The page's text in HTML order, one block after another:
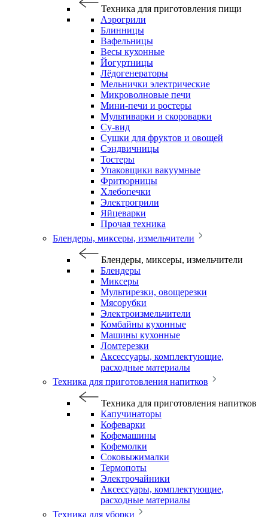
Техника для приготовления пищи
Аэрогрили
Блинницы
Вафельницы
Весы кухонные
Йогуртницы
Лёдогенераторы
Мельнички электрические
Микроволновые печи
Мини-печи и ростеры
Мультиварки и скороварки
Су-вид
Сушки для фруктов и овощей
Сэндвичницы
Тостеры
Упаковщики вакуумные
Фритюрницы
Хлебопечки
Электрогрили
Яйцеварки
Прочая техника
Блендеры, миксеры, измельчители
Блендеры, миксеры, измельчители
Блендеры
Миксеры
Мультирезки, овощерезки
Мясорубки
Электроизмельчители
Комбайны кухонные
Машины кухонные
Ломтерезки
Аксессуары, комплектующие,
расходные материалы
Техника для приготовления напитков
Техника для приготовления напитков
Капучинаторы
Кофеварки
Кофемашины
Кофемолки
Соковыжималки
Термопоты
Электрочайники
Аксессуары, комплектующие,
расходные материалы
Техника для уборки